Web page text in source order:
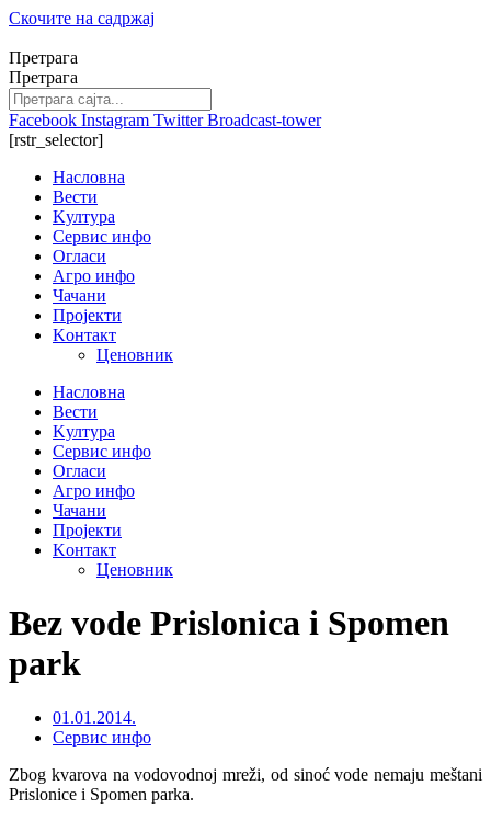
Скочите на садржај
Претрага
Претрага
Facebook Instagram Twitter Broadcast-tower
[rstr_selector]
Насловна
Вести
Kултура
Сервис инфо
Огласи
Агро инфо
Чачани
Пројекти
Kонтакт
Ценовник
Насловна
Вести
Kултура
Сервис инфо
Огласи
Агро инфо
Чачани
Пројекти
Kонтакт
Ценовник
Bez vode Prislonica i Spomen
park
01.01.2014.
Сервис инфо
Zbog kvarova na vodovodnoj mreži, od sinoć vode nemaju meštani
Prislonice i Spomen parka.